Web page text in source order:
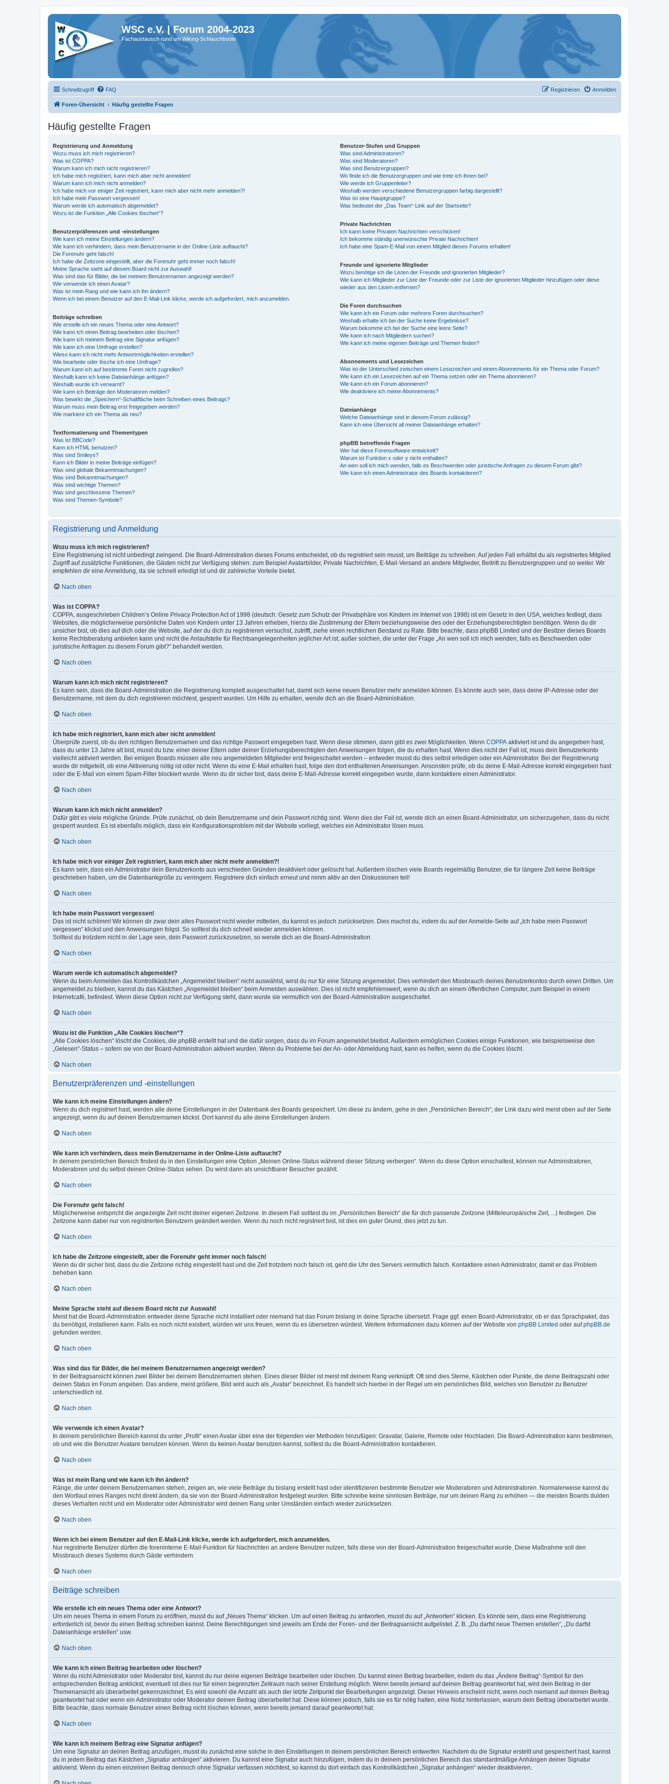
WSC e.V. | Forum 2004-2023
Fachaustausch rund um Wiking-Schlauchboote
Schnellzugriff FAQ Anmelden
Registrieren
Foren-Übersicht Häufig gestellte Fragen
Häufig gestellte Fragen
Registrierung und Anmeldung
Wozu muss ich mich registrieren?
Was ist COPPA?
Warum kann ich mich nicht registrieren?
Ich habe mich registriert, kann mich aber nicht anmelden!
Warum kann ich mich nicht anmelden?
Ich habe mich vor einiger Zeit registriert, kann mich aber nicht mehr anmelden?!
Ich habe mein Passwort vergessen!
Warum werde ich automatisch abgemeldet?
Wozu ist die Funktion „Alle Cookies löschen“?
Benutzerpräferenzen und -einstellungen
Wie kann ich meine Einstellungen ändern?
Wie kann ich verhindern, dass mein Benutzername in der Online-Liste auftaucht?
Die Forenuhr geht falsch!
Ich habe die Zeitzone eingestellt, aber die Forenuhr geht immer noch falsch!
Meine Sprache steht auf diesem Board nicht zur Auswahl!
Was sind das für Bilder, die bei meinem Benutzernamen angezeigt werden?
Wie verwende ich einen Avatar?
Was ist mein Rang und wie kann ich ihn ändern?
Wenn ich bei einem Benutzer auf den E-Mail-Link klicke, werde ich aufgefordert, mich anzumelden.
Beiträge schreiben
Wie erstelle ich ein neues Thema oder eine Antwort?
Wie kann ich einen Beitrag bearbeiten oder löschen?
Wie kann ich meinem Beitrag eine Signatur anfügen?
Wie kann ich eine Umfrage erstellen?
Wieso kann ich nicht mehr Antwortmöglichkeiten erstellen?
Wie bearbeite oder lösche ich eine Umfrage?
Warum kann ich auf bestimmte Foren nicht zugreifen?
Weshalb kann ich keine Dateianhänge anfügen?
Weshalb wurde ich verwarnt?
Wie kann ich Beiträge den Moderatoren melden?
Was bewirkt die „Speichern“-Schaltfläche beim Schreiben eines Beitrags?
Warum muss mein Beitrag erst freigegeben werden?
Wie markiere ich ein Thema als neu?
Textformatierung und Thementypen
Was ist BBCode?
Kann ich HTML benutzen?
Was sind Smileys?
Kann ich Bilder in meine Beiträge einfügen?
Was sind globale Bekanntmachungen?
Was sind Bekanntmachungen?
Was sind wichtige Themen?
Was sind geschlossene Themen?
Was sind Themen-Symbole?
Benutzer-Stufen und Gruppen
Was sind Administratoren?
Was sind Moderatoren?
Was sind Benutzergruppen?
Wo finde ich die Benutzergruppen und wie trete ich ihnen bei?
Wie werde ich Gruppenleiter?
Weshalb werden verschiedene Benutzergruppen farbig dargestellt?
Was ist eine Hauptgruppe?
Was bedeutet der „Das Team“-Link auf der Startseite?
Private Nachrichten
Ich kann keine Privaten Nachrichten verschicken!
Ich bekomme ständig unerwünschte Private Nachrichten!
Ich habe eine Spam-E-Mail von einem Mitglied dieses Forums erhalten!
Freunde und ignorierte Mitglieder
Wozu benötige ich die Listen der Freunde und ignorierten Mitglieder?
Wie kann ich Mitglieder zur Liste der Freunde oder zur Liste der ignorierten Mitglieder hinzufügen oder diese
wieder aus den Listen entfernen?
Die Foren durchsuchen
Wie kann ich ein Forum oder mehrere Foren durchsuchen?
Weshalb erhalte ich bei der Suche keine Ergebnisse?
Warum bekomme ich bei der Suche eine leere Seite?
Wie kann ich nach Mitgliedern suchen?
Wie kann ich meine eigenen Beiträge und Themen finden?
Abonnements und Lesezeichen
Was ist der Unterschied zwischen einem Lesezeichen und einem Abonnements für ein Thema oder Forum?
Wie kann ich ein Lesezeichen auf ein Thema setzen oder ein Thema abonnieren?
Wie kann ich ein Forum abonnieren?
Wie deaktiviere ich meine Abonnements?
Dateianhänge
Welche Dateianhänge sind in diesem Forum zulässig?
Kann ich eine Übersicht all meiner Dateianhänge erhalten?
phpBB betreffende Fragen
Wer hat diese Forensoftware entwickelt?
Warum ist Funktion x oder y nicht enthalten?
An wen soll ich mich wenden, falls es Beschwerden oder juristische Anfragen zu diesem Forum gibt?
Wie kann ich einen Administrator des Boards kontaktieren?
Registrierung und Anmeldung
Wozu muss ich mich registrieren?
Eine Registrierung ist nicht unbedingt zwingend. Die Board-Administration dieses Forums entscheidet, ob du registriert sein musst, um Beiträge zu schreiben. Auf jeden Fall erhältst du als registriertes Mitglied
Zugriff auf zusätzliche Funktionen, die Gästen nicht zur Verfügung stehen: zum Beispiel Avatarbilder, Private Nachrichten, E-Mail-Versand an andere Mitglieder, Beitritt zu Benutzergruppen und so weiter. Wir
empfehlen dir eine Anmeldung, da sie schnell erledigt ist und dir zahlreiche Vorteile bietet.
Nach oben
Was ist COPPA?
COPPA, ausgeschrieben Children’s Online Privacy Protection Act of 1998 (deutsch: Gesetz zum Schutz der Privatsphäre von Kindern im Internet von 1998) ist ein Gesetz in den USA, welches festlegt, dass
Websites, die möglicherweise persönliche Daten von Kindern unter 13 Jahren erheben, hierzu die Zustimmung der Eltern beziehungsweise des oder der Erziehungsberechtigten benötigen. Wenn du dir
unsicher bist, ob dies auf dich oder die Website, auf der du dich zu registrieren versuchst, zutrifft, ziehe einen rechtlichen Beistand zu Rate. Bitte beachte, dass phpBB Limited und der Besitzer dieses Boards
keine Rechtsberatung anbieten kann und nicht die Anlaufstelle für Rechtsangelegenheiten jeglicher Art ist; außer solchen, die unter der Frage „An wen soll ich mich wenden, falls es Beschwerden oder
juristische Anfragen zu diesem Forum gibt?“ behandelt werden.
Nach oben
Warum kann ich mich nicht registrieren?
Es kann sein, dass die Board-Administration die Registrierung komplett ausgeschaltet hat, damit sich keine neuen Benutzer mehr anmelden können. Es könnte auch sein, dass deine IP-Adresse oder der
Benutzername, mit dem du dich registrieren möchtest, gesperrt wurden. Um Hilfe zu erhalten, wende dich an die Board-Administration.
Nach oben
Ich habe mich registriert, kann mich aber nicht anmelden!
Überprüfe zuerst, ob du den richtigen Benutzernamen und das richtige Passwort eingegeben hast. Wenn diese stimmen, dann gibt es zwei Möglichkeiten. Wenn COPPA aktiviert ist und du angegeben hast,
dass du unter 13 Jahre alt bist, musst du bzw. einer deiner Eltern oder deiner Erziehungsberechtigten den Anweisungen folgen, die du erhalten hast. Wenn dies nicht der Fall ist, muss dein Benutzerkonto
vielleicht aktiviert werden. Bei einigen Boards müssen alle neu angemeldeten Mitglieder erst freigeschaltet werden – entweder musst du dies selbst erledigen oder ein Administrator. Bei der Registrierung
wurde dir mitgeteilt, ob eine Aktivierung nötig ist oder nicht. Wenn du eine E-Mail erhalten hast, folge den dort enthaltenen Anweisungen. Ansonsten prüfe, ob du deine E-Mail-Adresse korrekt eingegeben hast
oder die E-Mail von einem Spam-Filter blockiert wurde. Wenn du dir sicher bist, dass deine E-Mail-Adresse korrekt eingegeben wurde, dann kontaktiere einen Administrator.
Nach oben
Warum kann ich mich nicht anmelden?
Dafür gibt es viele mögliche Gründe. Prüfe zunächst, ob dein Benutzername und dein Passwort richtig sind. Wenn dies der Fall ist, wende dich an einen Board-Administrator, um sicherzugehen, dass du nicht
gesperrt wurdest. Es ist ebenfalls möglich, dass ein Konfigurationsproblem mit der Website vorliegt, welches ein Administrator lösen muss.
Nach oben
Ich habe mich vor einiger Zeit registriert, kann mich aber nicht mehr anmelden?!
Es kann sein, dass ein Administrator dein Benutzerkonto aus verschieden Gründen deaktiviert oder gelöscht hat. Außerdem löschen viele Boards regelmäßig Benutzer, die für längere Zeit keine Beiträge
geschrieben haben, um die Datenbankgröße zu verringern. Registriere dich einfach erneut und nimm aktiv an den Diskussionen teil!
Nach oben
Ich habe mein Passwort vergessen!
Das ist nicht schlimm! Wir können dir zwar dein altes Passwort nicht wieder mitteilen, du kannst es jedoch zurücksetzen. Dies machst du, indem du auf der Anmelde-Seite auf „Ich habe mein Passwort
vergessen“ klickst und den Anweisungen folgst. So solltest du dich schnell wieder anmelden können.
Solltest du trotzdem nicht in der Lage sein, dein Passwort zurückzusetzen, so wende dich an die Board-Administration.
Nach oben
Warum werde ich automatisch abgemeldet?
Wenn du beim Anmelden das Kontrollkästchen „Angemeldet bleiben“ nicht auswählst, wirst du nur für eine Sitzung angemeldet. Dies verhindert den Missbrauch deines Benutzerkontos durch einen Dritten. Um
angemeldet zu bleiben, kannst du das Kästchen „Angemeldet bleiben“ beim Anmelden auswählen. Dies ist nicht empfehlenswert, wenn du dich an einem öffentlichen Computer, zum Beispiel in einem
Internetcafé, befindest. Wenn diese Option nicht zur Verfügung steht, dann wurde sie vermutlich von der Board-Administration ausgeschaltet.
Nach oben
Wozu ist die Funktion „Alle Cookies löschen“?
„Alle Cookies löschen“ löscht die Cookies, die phpBB erstellt hat und die dafür sorgen, dass du im Forum angemeldet bleibst. Außerdem ermöglichen Cookies einige Funktionen, wie beispielsweise den
„Gelesen“-Status – sofern sie von der Board-Administration aktiviert wurden. Wenn du Probleme bei der An- oder Abmeldung hast, kann es helfen, wenn du die Cookies löscht.
Nach oben
Benutzerpräferenzen und -einstellungen
Wie kann ich meine Einstellungen ändern?
Wenn du dich registriert hast, werden alle deine Einstellungen in der Datenbank des Boards gespeichert. Um diese zu ändern, gehe in den „Persönlichen Bereich“; der Link dazu wird meist oben auf der Seite
angezeigt, wenn du auf deinen Benutzernamen klickst. Dort kannst du alle deine Einstellungen ändern.
Nach oben
Wie kann ich verhindern, dass mein Benutzername in der Online-Liste auftaucht?
In deinem persönlichen Bereich findest du in den Einstellungen eine Option „Meinen Online-Status während dieser Sitzung verbergen“. Wenn du diese Option einschaltest, können nur Administratoren,
Moderatoren und du selbst deinen Online-Status sehen. Du wirst dann als unsichtbarer Besucher gezählt.
Nach oben
Die Forenuhr geht falsch!
Möglicherweise entspricht die angezeigte Zeit nicht deiner eigenen Zeitzone. In diesem Fall solltest du im „Persönlichen Bereich“ die für dich passende Zeitzone (Mitteleuropäische Zeit, ...) festlegen. Die
Zeitzone kann dabei nur von registrierten Benutzern geändert werden. Wenn du noch nicht registriert bist, ist dies ein guter Grund, dies jetzt zu tun.
Nach oben
Ich habe die Zeitzone eingestellt, aber die Forenuhr geht immer noch falsch!
Wenn du dir sicher bist, dass du die Zeitzone richtig eingestellt hast und die Zeit trotzdem noch falsch ist, geht die Uhr des Servers vermutlich falsch. Kontaktiere einen Administrator, damit er das Problem
beheben kann.
Nach oben
Meine Sprache steht auf diesem Board nicht zur Auswahl!
Meist hat die Board-Administration entweder deine Sprache nicht installiert oder niemand hat das Forum bislang in deine Sprache übersetzt. Frage ggf. einen Board-Administrator, ob er das Sprachpaket, das
du benötigst, installieren kann. Falls es noch nicht existiert, würden wir uns freuen, wenn du es übersetzen würdest. Weitere Informationen dazu können auf der Website von phpBB Limited oder aufphpBB.de
gefunden werden.
Nach oben
Was sind das für Bilder, die bei meinem Benutzernamen angezeigt werden?
In der Beitragsansicht können zwei Bilder bei deinem Benutzernamen stehen. Eines dieser Bilder ist meist mit deinem Rang verknüpft: Oft sind dies Sterne, Kästchen oder Punkte, die deine Beitragszahl oder
deinen Status im Forum angeben. Das andere, meist größere, Bild wird auch als „Avatar“ bezeichnet. Es handelt sich hierbei in der Regel um ein persönliches Bild, welches von Benutzer zu Benutzer
unterschiedlich ist.
Nach oben
Wie verwende ich einen Avatar?
In deinem persönlichen Bereich kannst du unter „Profil“ einen Avatar über eine der folgenden vier Methoden hinzufügen: Gravatar, Galerie, Remote oder Hochladen. Die Board-Administration kann bestimmen,
ob und wie die Benutzer Avatare benutzen können. Wenn du keinen Avatar benutzen kannst, solltest du die Board-Administration kontaktieren.
Nach oben
Was ist mein Rang und wie kann ich ihn ändern?
Ränge, die unter deinem Benutzernamen stehen, zeigen an, wie viele Beiträge du bislang erstellt hast oder identifizieren bestimmte Benutzer wie Moderatoren und Administratoren. Normalerweise kannst du
den Wortlaut eines Ranges nicht direkt ändern, da sie von der Board-Administration festgelegt wurden. Bitte schreibe keine sinnlosen Beiträge, nur um deinen Rang zu erhöhen — die meisten Boards dulden
dieses Verhalten nicht und ein Moderator oder Administrator wird deinen Rang unter Umständen einfach wieder zurücksetzen.
Nach oben
Wenn ich bei einem Benutzer auf den E-Mail-Link klicke, werde ich aufgefordert, mich anzumelden.
Nur registrierte Benutzer dürfen die foreninterne E-Mail-Funktion für Nachrichten an andere Benutzer nutzen, falls diese von der Board-Administration freigeschaltet wurde. Diese Maßnahme soll den
Missbrauch dieses Systems durch Gäste verhindern.
Nach oben
Beiträge schreiben
Wie erstelle ich ein neues Thema oder eine Antwort?
Um ein neues Thema in einem Forum zu eröffnen, musst du auf „Neues Thema“ klicken. Um auf einen Beitrag zu antworten, musst du auf „Antworten“ klicken. Es könnte sein, dass eine Registrierung
erforderlich ist, bevor du einen Beitrag schreiben kannst. Deine Berechtigungen sind jeweils am Ende der Foren- und der Beitragsansicht aufgelistet. Z. B. „Du darfst neue Themen erstellen“, „Du darfst
Dateianhänge erstellen“ usw.
Nach oben
Wie kann ich einen Beitrag bearbeiten oder löschen?
Wenn du nicht Administrator oder Moderator bist, kannst du nur deine eigenen Beiträge bearbeiten oder löschen. Du kannst einen Beitrag bearbeiten, indem du das „Ändere Beitrag“-Symbol für den
entsprechenden Beitrag anklickst; eventuell ist dies nur für einen begrenzten Zeitraum nach seiner Erstellung möglich. Wenn bereits jemand auf deinen Beitrag geantwortet hat, wird dein Beitrag in der
Themenansicht als überarbeitet gekennzeichnet. Es wird sowohl die Anzahl als auch der letzte Zeitpunkt der Bearbeitungen angezeigt. Dieser Hinweis erscheint nicht, wenn noch niemand auf deinen Beitrag
geantwortet hat oder wenn ein Administrator oder Moderator deinen Beitrag überarbeitet hat. Diese können jedoch, falls sie es für nötig halten, eine Notiz hinterlassen, warum dein Beitrag überarbeitet wurde.
Bitte beachte, dass normale Benutzer einen Beitrag nicht löschen können, wenn bereits jemand darauf geantwortet hat.
Nach oben
Wie kann ich meinem Beitrag eine Signatur anfügen?
Um eine Signatur an deinen Beitrag anzufügen, musst du zunächst eine solche in den Einstellungen in deinem persönlichen Bereich entwerfen. Nachdem du die Signatur erstellt und gespeichert hast, kannst
du in jedem Beitrag das Kästchen „Signatur anhängen“ aktivieren. Du kannst eine Signatur auch hinzufügen, indem du in deinem persönlichen Bereich das standardmäßige Anhängen deiner Signatur
aktivierst. Wenn du einen einzelnen Beitrag dennoch ohne Signatur verfassen möchtest, so kannst du dort einfach das Kontrollkästchen „Signatur anhängen“ wieder deaktivieren.